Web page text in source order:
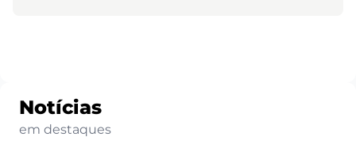
Notícias
em destaques